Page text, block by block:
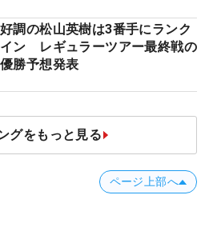
好調の松山英樹は3番手にランク
イン レギュラーツアー最終戦の
優勝予想発表
グをもっと見る
ページ上部へ